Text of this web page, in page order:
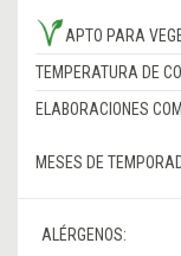
APTO PARA
TEMPERATURA DE
ELABORACIONES
MESES DE
ALÉRGENOS: